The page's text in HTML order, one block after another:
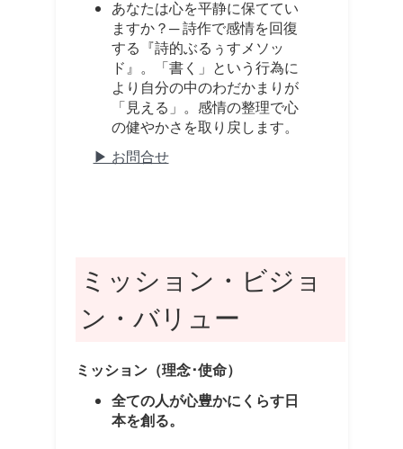
あなたは心を平静に保ててい
ますか？─ 詩作で感情を回復
する『詩的ぶるぅすメソッ
ド』。「書く」という行為に
より自分の中のわだかまりが
「見える」。感情の整理で心
の健やかさを取り戻します。
▶ お問合せ
ミッション・ビジョ
ン・バリュー
ミッション（理念･使命）
全ての人が心豊かにくらす日
本を創る。